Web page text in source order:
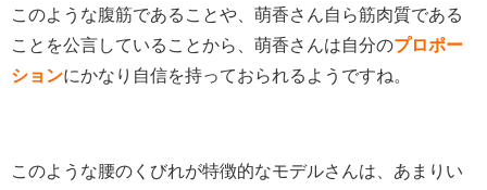
このような腹筋であることや、萌香さん自ら筋肉質である
ことを公言していることから、萌香さんは自分のプロポー
ションにかなり自信を持っておられるようですね。
このような腰のくびれが特徴的なモデルさんは、あまりい